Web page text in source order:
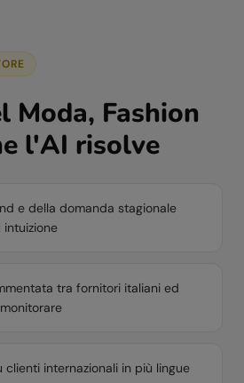
Moda, Fashion
l'AI risolve
e della domanda stagionale
tra fornitori italiani ed
clienti internazionali in più lingue